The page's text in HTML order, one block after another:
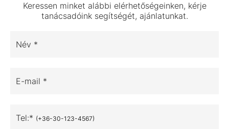
Keressen minket alábbi elérhetőségeinken, kérje
tanácsadóink segítségét, ajánlatunkat.
Név *
E-mail *
Tel:* (+36-30-123-4567)